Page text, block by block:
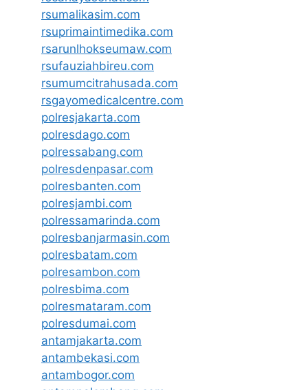
rsumalikasim.com
rsuprimaintimedika.com
rsarunlhokseumaw.com
rsufauziahbireu.com
rsumumcitrahusada.com
rsgayomedicalcentre.com
polresjakarta.com
polresdago.com
polressabang.com
polresdenpasar.com
polresbanten.com
polresjambi.com
polressamarinda.com
polresbanjarmasin.com
polresbatam.com
polresambon.com
polresbima.com
polresmataram.com
polresdumai.com
antamjakarta.com
antambekasi.com
antambogor.com